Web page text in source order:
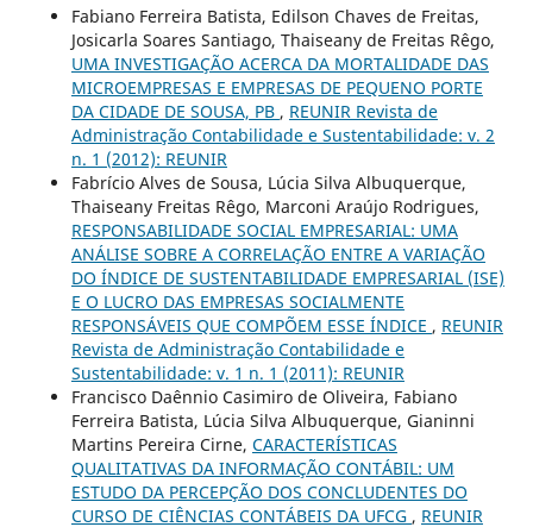
Fabiano Ferreira Batista, Edilson Chaves de Freitas,
Josicarla Soares Santiago, Thaiseany de Freitas Rêgo,
UMA INVESTIGAÇÃO ACERCA DA MORTALIDADE DAS
MICROEMPRESAS E EMPRESAS DE PEQUENO PORTE
DA CIDADE DE SOUSA, PB , REUNIR Revista de
Administração Contabilidade e Sustentabilidade: v. 2
n. 1 (2012): REUNIR
Fabrício Alves de Sousa, Lúcia Silva Albuquerque,
Thaiseany Freitas Rêgo, Marconi Araújo Rodrigues,
RESPONSABILIDADE SOCIAL EMPRESARIAL: UMA
ANÁLISE SOBRE A CORRELAÇÃO ENTRE A VARIAÇÃO
DO ÍNDICE DE SUSTENTABILIDADE EMPRESARIAL (ISE)
E O LUCRO DAS EMPRESAS SOCIALMENTE
RESPONSÁVEIS QUE COMPÕEM ESSE ÍNDICE , REUNIR
Revista de Administração Contabilidade e
Sustentabilidade: v. 1 n. 1 (2011): REUNIR
Francisco Daênnio Casimiro de Oliveira, Fabiano
Ferreira Batista, Lúcia Silva Albuquerque, Gianinni
Martins Pereira Cirne, CARACTERÍSTICAS
QUALITATIVAS DA INFORMAÇÃO CONTÁBIL: UM
ESTUDO DA PERCEPÇÃO DOS CONCLUDENTES DO
CURSO DE CIÊNCIAS CONTÁBEIS DA UFCG , REUNIR